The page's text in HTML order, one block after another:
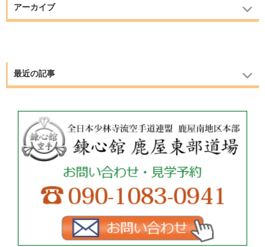
アーカイブ
最近の記事